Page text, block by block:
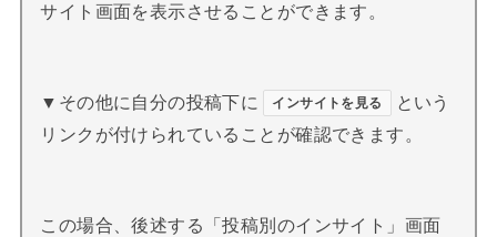
サイト画面を表示させることができます。
▼その他に自分の投稿下に インサイトを見る
という
リンクが付けられていることが確認できます。
この場合、後述する「投稿別のインサイト」画面